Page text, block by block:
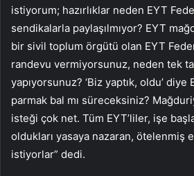
istiyorum; hazırlıklar neden EYT
sendikalarla paylaşılmıyor? EYT
bir sivil toplum örgütü olan EYT
randevu vermiyorsunuz, neden tek
yapıyorsunuz? ‘Biz yaptık, oldu’ diye
parmak bal mı süreceksiniz?
isteği çok net. Tüm EYT’liler, işe
oldukları yasaya nazaran, ötelenmiş
istiyorlar” dedi.